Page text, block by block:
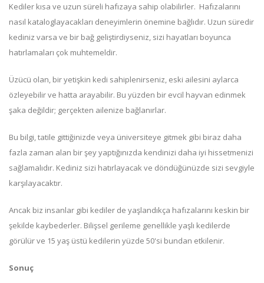
Kediler kısa ve uzun süreli hafızaya sahip olabilirler. Hafızalarını
nasıl kataloglayacakları deneyimlerin önemine bağlıdır. Uzun süredir
kediniz varsa ve bir bağ geliştirdiyseniz, sizi hayatları boyunca
hatırlamaları çok muhtemeldir.
Üzücü olan, bir yetişkin kedi sahiplenirseniz, eski ailesini aylarca
özleyebilir ve hatta arayabilir. Bu yüzden bir evcil hayvan edinmek
şaka değildir; gerçekten ailenize bağlanırlar.
Bu bilgi, tatile gittiğinizde veya üniversiteye gitmek gibi biraz daha
fazla zaman alan bir şey yaptığınızda kendinizi daha iyi hissetmenizi
sağlamalıdır. Kediniz sizi hatırlayacak ve döndüğünüzde sizi sevgiyle
karşılayacaktır.
Ancak biz insanlar gibi kediler de yaşlandıkça hafızalarını keskin bir
şekilde kaybederler. Bilişsel gerileme genellikle yaşlı kedilerde
görülür ve 15 yaş üstü kedilerin yüzde 50'si bundan etkilenir.
Sonuç